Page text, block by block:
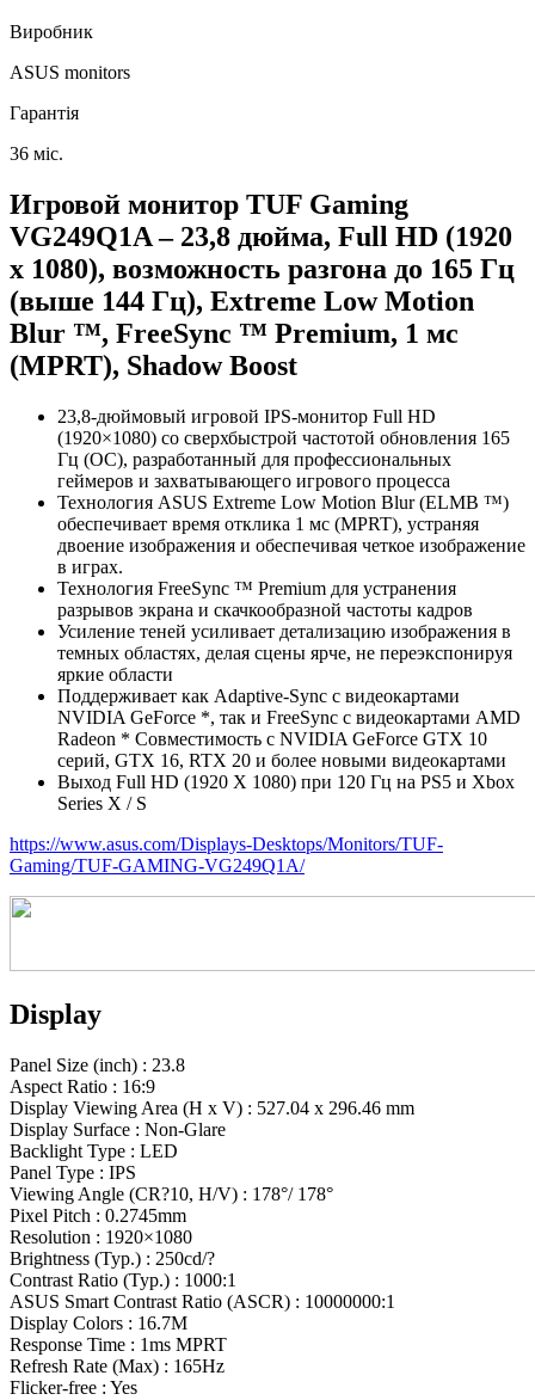
Виробник
ASUS monitors
Гарантія
36 міс.
Игровой монитор TUF Gaming
VG249Q1A – 23,8 дюйма, Full HD (1920
x 1080), возможность разгона до 165 Гц
(выше 144 Гц), Extreme Low Motion
Blur ™, FreeSync ™ Premium, 1 мс
(MPRT), Shadow Boost
23,8-дюймовый игровой IPS-монитор Full HD
(1920×1080) со сверхбыстрой частотой обновления 165
Гц (OC), разработанный для профессиональных
геймеров и захватывающего игрового процесса
Технология ASUS Extreme Low Motion Blur (ELMB ™)
обеспечивает время отклика 1 мс (MPRT), устраняя
двоение изображения и обеспечивая четкое изображение
в играх.
Технология FreeSync ™ Premium для устранения
разрывов экрана и скачкообразной частоты кадров
Усиление теней усиливает детализацию изображения в
темных областях, делая сцены ярче, не переэкспонируя
яркие области
Поддерживает как Adaptive-Sync с видеокартами
NVIDIA GeForce *, так и FreeSync с видеокартами AMD
Radeon * Совместимость с NVIDIA GeForce GTX 10
серий, GTX 16, RTX 20 и более новыми видеокартами
Выход Full HD (1920 X 1080) при 120 Гц на PS5 и Xbox
Series X / S
https://www.asus.com/Displays-Desktops/Monitors/TUF-
Gaming/TUF-GAMING-VG249Q1A/
Display
Panel Size (inch) : 23.8
Aspect Ratio : 16:9
Display Viewing Area (H x V) : 527.04 x 296.46 mm
Display Surface : Non-Glare
Backlight Type : LED
Panel Type : IPS
Viewing Angle (CR?10, H/V) : 178°/ 178°
Pixel Pitch : 0.2745mm
Resolution : 1920×1080
Brightness (Typ.) : 250cd/?
Contrast Ratio (Typ.) : 1000:1
ASUS Smart Contrast Ratio (ASCR) : 10000000:1
Display Colors : 16.7M
Response Time : 1ms MPRT
Refresh Rate (Max) : 165Hz
Flicker-free : Yes